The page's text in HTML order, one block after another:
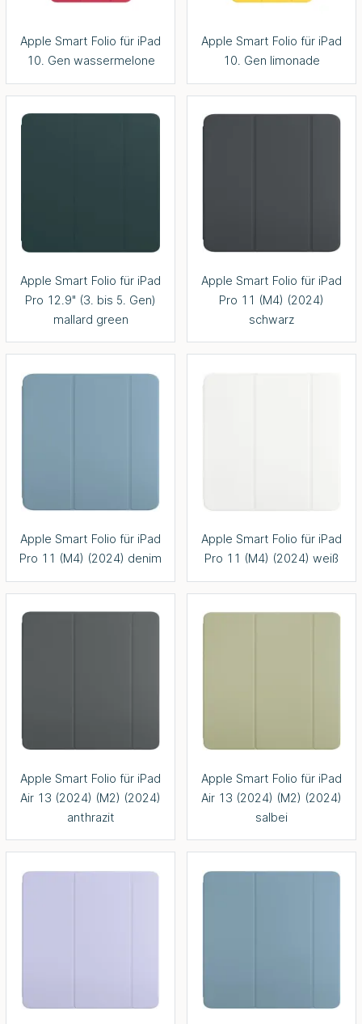
Apple Smart Folio für iPad
10. Gen wassermelone
Apple Smart Folio für iPad
10. Gen limonade
Apple Smart Folio für iPad
Pro 12.9" (3. bis 5. Gen)
mallard green
Apple Smart Folio für iPad
Pro 11 (M4) (2024)
schwarz
Apple Smart Folio für iPad
Pro 11 (M4) (2024) denim
Apple Smart Folio für iPad
Pro 11 (M4) (2024) weiß
Apple Smart Folio für iPad
Air 13 (2024) (M2) (2024)
anthrazit
Apple Smart Folio für iPad
Air 13 (2024) (M2) (2024)
salbei